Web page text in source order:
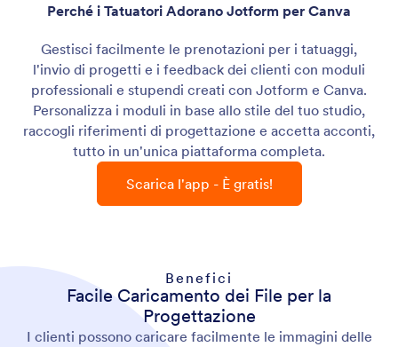
Perché i Tatuatori Adorano Jotform per Canva
Gestisci facilmente le prenotazioni per i tatuaggi,
l'invio di progetti e i feedback dei clienti con moduli
professionali e stupendi creati con Jotform e Canva.
Personalizza i moduli in base allo stile del tuo studio,
raccogli riferimenti di progettazione e accetta acconti,
tutto in un'unica piattaforma completa.
Scarica l'app - È gratis!
Benefici
Facile Caricamento dei File per la
Progettazione
I clienti possono caricare facilmente le immagini delle